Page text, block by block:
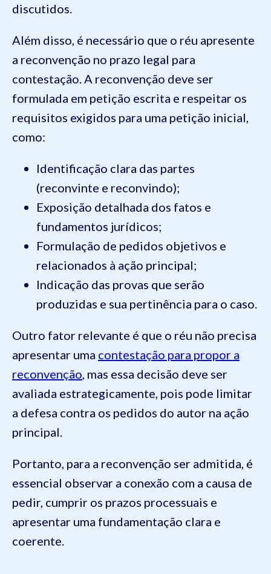
discutidos.
Além disso, é necessário que o réu apresente
a reconvenção no prazo legal para
contestação. A reconvenção deve ser
formulada em petição escrita e respeitar os
requisitos exigidos para uma petição inicial,
como:
Identificação clara das partes
(reconvinte e reconvindo);
Exposição detalhada dos fatos e
fundamentos jurídicos;
Formulação de pedidos objetivos e
relacionados à ação principal;
Indicação das provas que serão
produzidas e sua pertinência para o caso.
Outro fator relevante é que o réu não precisa
apresentar uma contestação para propor a
reconvenção , mas essa decisão deve ser
avaliada estrategicamente, pois pode limitar
a defesa contra os pedidos do autor na ação
principal.
Portanto, para a reconvenção ser admitida, é
essencial observar a conexão com a causa de
pedir, cumprir os prazos processuais e
apresentar uma fundamentação clara e
coerente.